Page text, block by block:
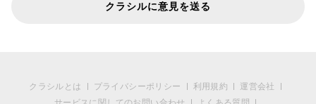
クラシルに意見を送る
クラシルとは プライバシーポリシー 利用規約
運営会社